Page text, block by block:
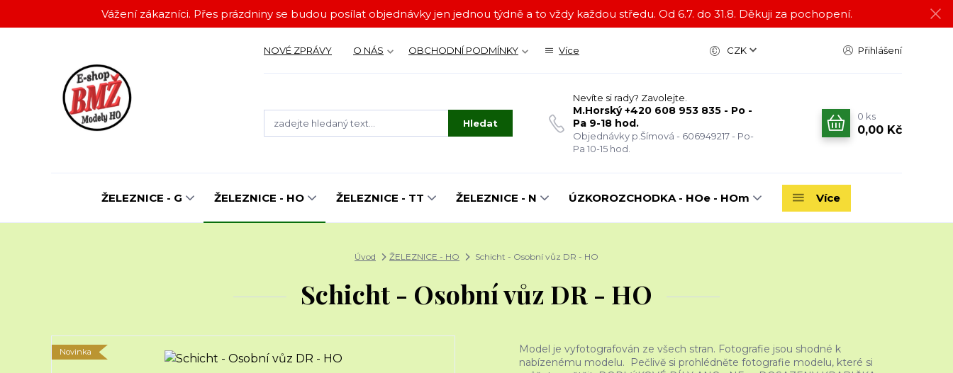
Vážení zákazníci. Přes prázdniny se budou posílat objednávky jen jednou týdně a to vždy každou středu. Od 6.7. do 31.8. Děkuji za pochopení.
NOVÉ ZPRÁVY O NÁS OBCHODNÍ PODMÍNKY Více CZK Přihlášení
Hledat
Nevíte si rady? Zavolejte.
M.Horský +420 608 953 835 - Po -
Pa 9-18 hod.
Objednávky p.Šímová - 606949217 - Po-
Pa 10-15 hod.
0 ks
0,00 Kč
ŽELEZNICE - G ŽELEZNICE - HO ŽELEZNICE - TT ŽELEZNICE - N ÚZKOROZCHODKA - HOe - HOm Více
Úvod ŽELEZNICE - HO Schicht - Osobní vůz DR - HO
Schicht - Osobní vůz DR - HO
Novinka
Model je vyfotografován ze všech stran. Fotografie jsou shodné k
nabízenému modelu. Pečlivě si prohlédněte fotografie modelu, které si